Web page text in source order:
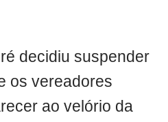
decidiu suspender
os vereadores
ao velório da